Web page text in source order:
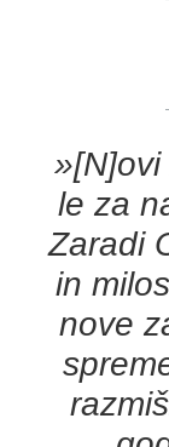
le za
Zaradi
in
nove